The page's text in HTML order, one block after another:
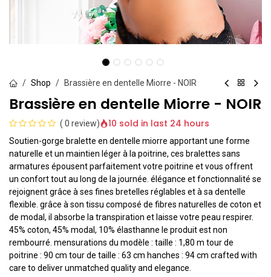
Shop Brassière en dentelle Miorre - NOIR
Brassière en dentelle Miorre - NOIR
( 0 review) 10 sold in last 24 hours
Soutien-gorge bralette en dentelle miorre apportant une forme
naturelle et un maintien léger à la poitrine, ces bralettes sans
armatures épousent parfaitement votre poitrine et vous offrent
un confort tout au long de la journée. élégance et fonctionnalité se
rejoignent grâce à ses fines bretelles réglables et à sa dentelle
flexible. grâce à son tissu composé de fibres naturelles de coton et
de modal, il absorbe la transpiration et laisse votre peau respirer.
45% coton, 45% modal, 10% élasthanne le produit est non
rembourré. mensurations du modèle : taille : 1,80 m tour de
poitrine : 90 cm tour de taille : 63 cm hanches : 94 cm crafted with
care to deliver unmatched quality and elegance.